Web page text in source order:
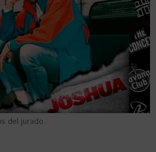
del jurado.